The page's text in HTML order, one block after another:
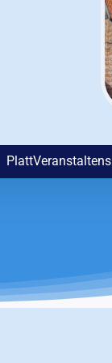
PlattVeranstaltens